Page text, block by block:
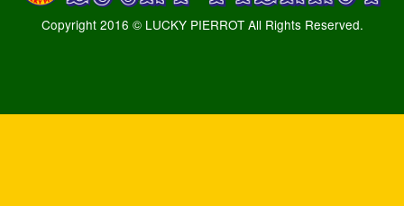
Copyright 2016 © LUCKY PIERROT All Rights Reserved.